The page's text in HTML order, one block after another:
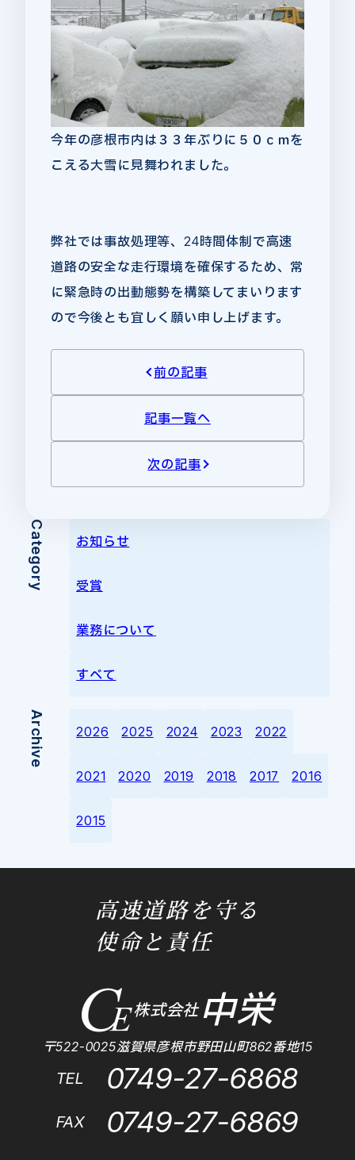
Category お知らせ
受賞
業務について
すべて
Archive 2026 2025 2024 2023 2022
2021 2020 2019 2018 2017 2016
2015
今年の彦根市内は３３年ぶりに５０ｃｍを
こえる大雪に見舞われました。
弊社では事故処理等、24時間体制で高速
道路の安全な走行環境を確保するため、常
に緊急時の出動態勢を構築してまいります
ので今後とも宜しく願い申し上げます。
前の記事
記事一覧へ
次の記事
高速道路を守る
使命と責任
株式会社中栄
〒522-0025滋賀県彦根市野田山町862番地15
TEL 0749-27-6868
FAX 0749-27-6869